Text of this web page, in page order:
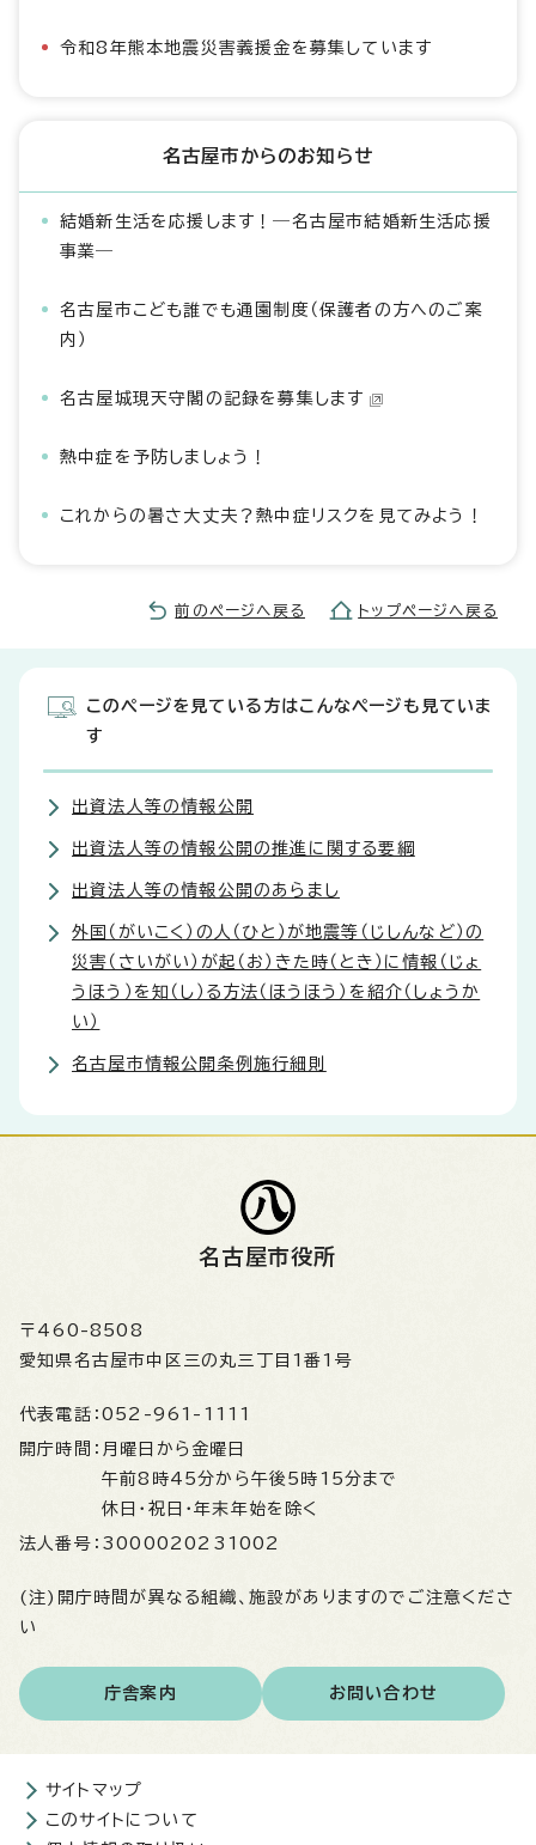
令和8年熊本地震災害義援金を募集しています
名古屋市からのお知らせ
結婚新生活を応援します！―名古屋市結婚新生活応援
事業―
名古屋市こども誰でも通園制度（保護者の方へのご案
内）
名古屋城現天守閣の記録を募集します
熱中症を予防しましょう！
これからの暑さ大丈夫？熱中症リスクを見てみよう！
前のページへ戻る トップページへ戻る
このページを見ている方はこんなページも見ていま
す
出資法人等の情報公開
出資法人等の情報公開の推進に関する要綱
出資法人等の情報公開のあらまし
外国（がいこく）の人（ひと）が地震等（じしんなど）の
災害（さいがい）が起（お）きた時（とき）に情報（じょ
うほう）を知（し）る方法（ほうほう）を紹介（しょうか
い）
名古屋市情報公開条例施行細則
名古屋市役所
〒460-8508
愛知県名古屋市中区三の丸三丁目1番1号
代表電話： 052-961-1111
開庁時間： 月曜日から金曜日
午前8時45分から午後5時15分まで
休日・祝日・年末年始を除く
法人番号： 3000020231002
(注)開庁時間が異なる組織、施設がありますのでご注意くださ
い
庁舎案内 お問い合わせ
サイトマップ
このサイトについて